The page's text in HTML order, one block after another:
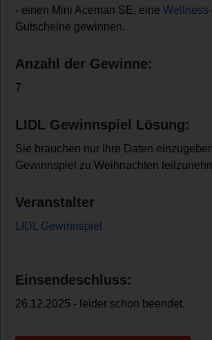
- einen Mini Aceman SE, eine
Gutscheine gewinnen.
Anzahl der Gewinne:
7
LIDL Gewinnspiel Lösung:
Sie brauchen nur Ihre Daten
Gewinnspiel zu Weihnachten
Veranstalter
LIDL Gewinnspiel
Einsendeschluss:
26.12.2025 - leider schon beendet.